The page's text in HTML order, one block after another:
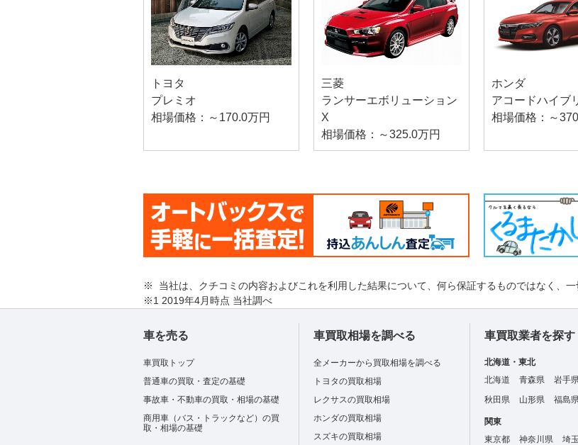
トヨタ
プレミオ
相場価格：～170.0万円
三菱
ランサーエボリューション
X
相場価格：～325.0万円
ホンダ
アコードハイブ
相場価格：～
※ 当社は、クチコミの内容およびこれを利用した結果について、何ら保証するものではなく、一
※1 2019年4月時点 当社調べ
車を売る
車買取トップ
普通車の買取・査定の基礎
事故車・不動車の買取・相場の基礎
商用車（バス・トラックなど）の買
取・相場の基礎
車買取相場を調べる
全メーカーから買取相場を調べる
トヨタの買取相場
レクサスの買取相場
ホンダの買取相場
スズキの買取相場
車買取業者を探す
北海道・東北
北海道
青森県 岩手
秋田県
山形県 福島
関東
東京都
神奈川県
埼